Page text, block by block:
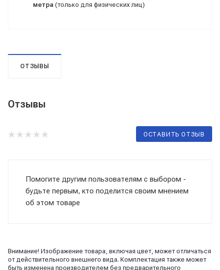
метра (только для физических лиц)
ОТЗЫВЫ
Отзывы
ОСТАВИТЬ ОТЗЫВ
Помогите другим пользователям с выбором -
будьте первым, кто поделится своим мнением
об этом товаре
Внимание! Изображение товара, включая цвет, может отличаться
от действительного внешнего вида. Комплектация также может
быть изменена производителем без предварительного